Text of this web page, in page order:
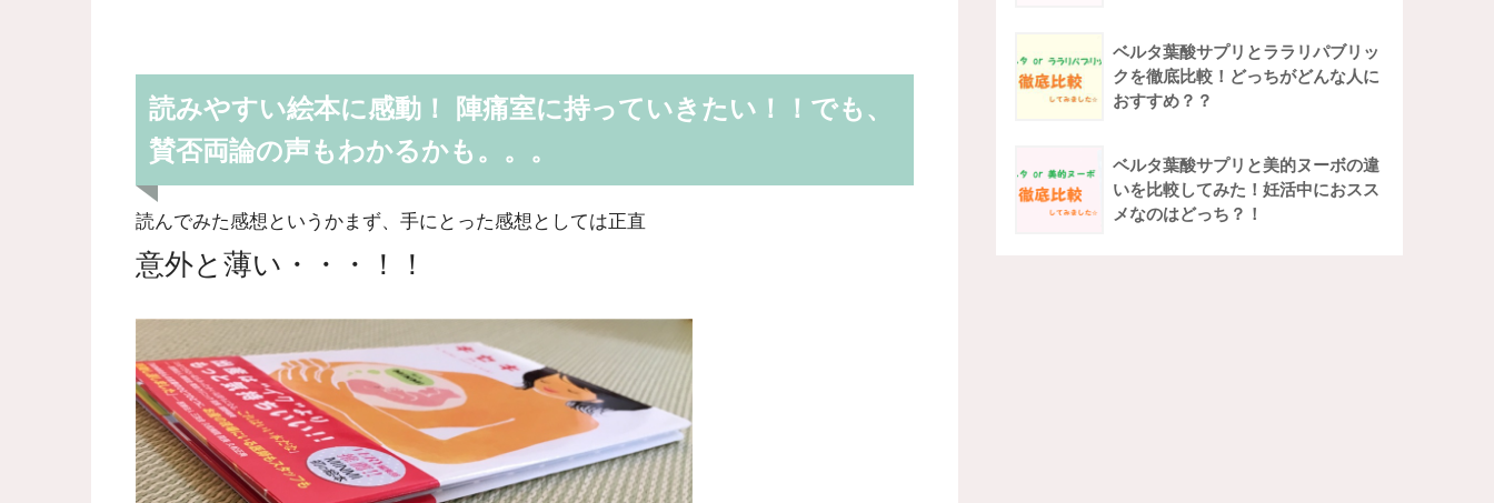
読みやすい絵本に感動！ 陣痛室に持っていきたい！！でも、
賛否両論の声もわかるかも。。。
読んでみた感想というかまず、手にとった感想としては正直
意外と薄い・・・！！
ベルタ葉酸サプリとララリパブリッ
クを徹底比較！どっちがどんな人に
おすすめ？？
ベルタ葉酸サプリと美的ヌーボの違
いを比較してみた！妊活中におスス
メなのはどっち？！